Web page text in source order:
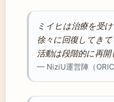
ミイヒは治療を受け
徐々に回復してきて
活動は段階的に再開
— NiziU運営陣（